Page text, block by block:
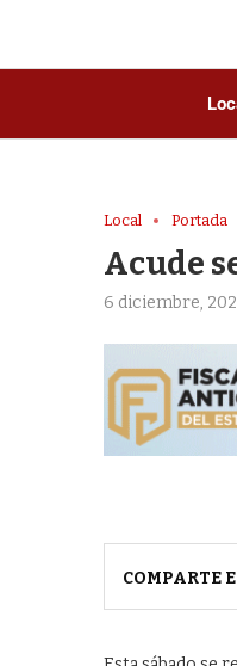
Local Portada
Acude
6 diciembre,
COMPARTE